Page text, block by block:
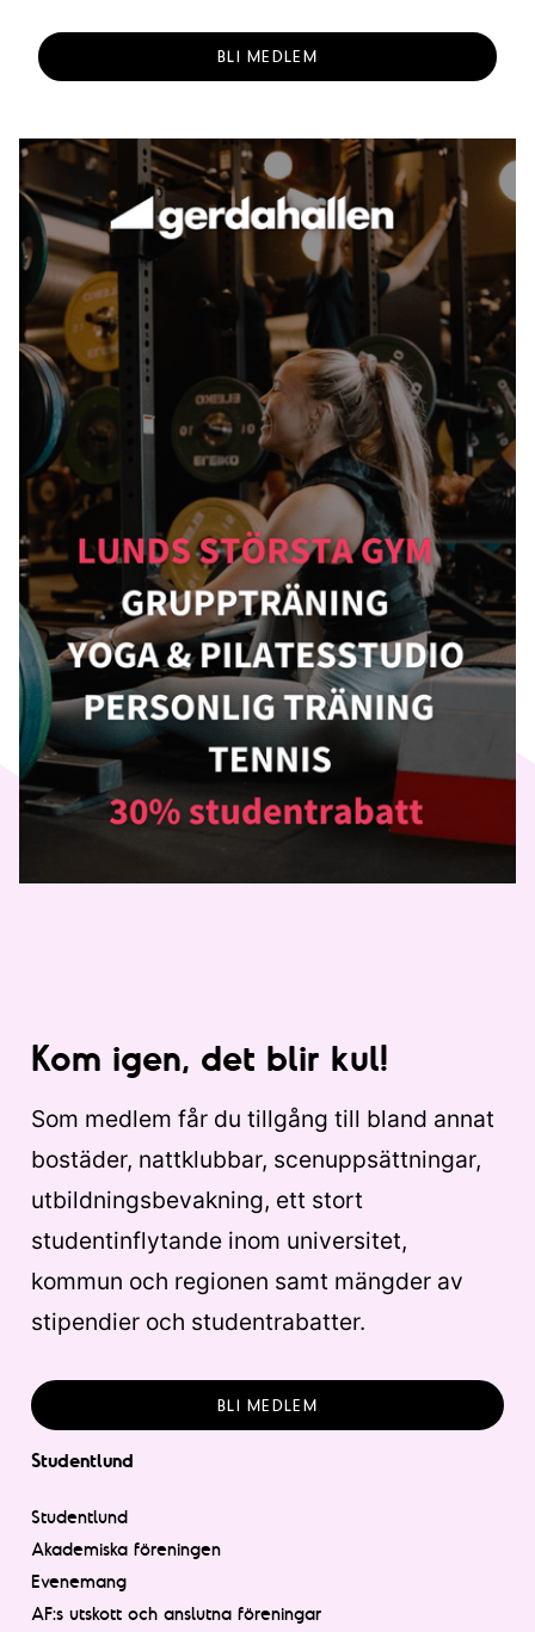
BLI MEDLEM
Kom igen, det blir kul!
Som medlem får du tillgång till bland annat
bostäder, nattklubbar, scenuppsättningar,
utbildningsbevakning, ett stort
studentinflytande inom universitet,
kommun och regionen samt mängder av
stipendier och studentrabatter.
BLI MEDLEM
Studentlund
Studentlund
Akademiska föreningen
Evenemang
AF:s utskott och anslutna föreningar